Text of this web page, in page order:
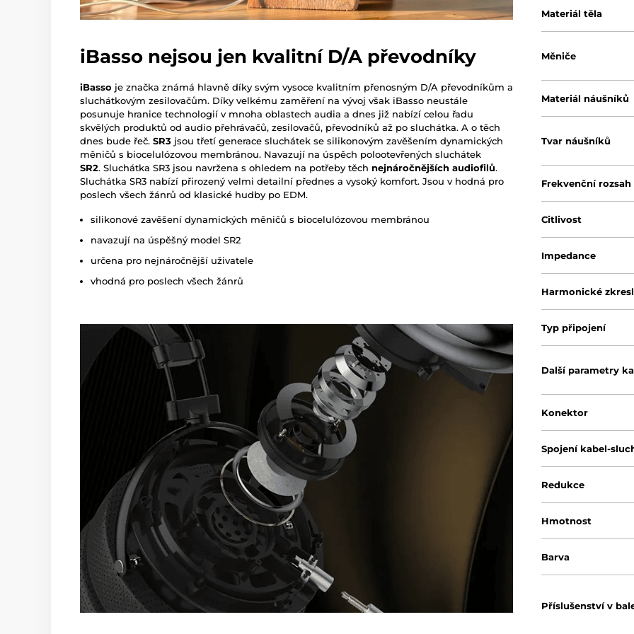
iBasso nejsou jen kvalitní D/A převodníky
iBasso je značka známá hlavně díky svým vysoce kvalitním přenosným D/A převodníkům a
sluchátkovým zesilovačům. Díky velkému zaměření na vývoj však iBasso neustále
posunuje hranice technologií v mnoha oblastech audia a dnes již nabízí celou řadu
skvělých produktů od audio přehrávačů, zesilovačů, převodníků až po sluchátka. A o těch
dnes bude řeč. SR3 jsou třetí generace sluchátek se silikonovým zavěšením dynamických
měničů s biocelulózovou membránou. Navazují na úspěch polootevřených sluchátek
SR2. Sluchátka SR3 jsou navržena s ohledem na potřeby těch nejnáročnějších audiofilů.
Sluchátka SR3 nabízí přirozený velmi detailní přednes a vysoký komfort. Jsou v hodná pro
poslech všech žánrů od klasické hudby po EDM.
silikonové zavěšení dynamických měničů s biocelulózovou membránou
navazují na úspěšný model SR2
určena pro nejnáročnější uživatele
vhodná pro poslech všech žánrů
Materiál těla
Měniče
Materiál náušníků
Tvar náušníků
Frekvenční rozsah
Citlivost
Impedance
Harmonické
Typ připojení
Další parametry
Konektor
Spojení kabel-
Redukce
Hmotnost
Barva
Příslušenství v